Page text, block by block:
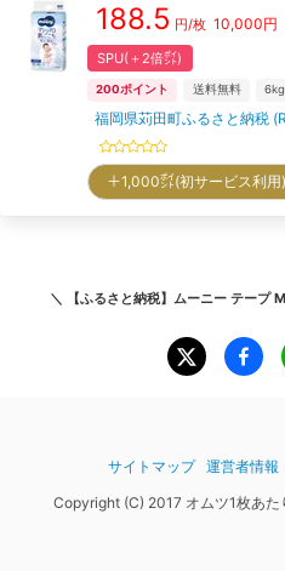
188.5 円/枚 10,000円
SPU(＋2倍㌽)
200ポイント 送料無料
福岡県苅田町ふるさと納税
＋1,000㌽(初サービス利
＼ 【ふるさと納税】ムーニー テープ
サイトマップ 運営者情報
Copyright (C) 2017 オムツ1枚あ